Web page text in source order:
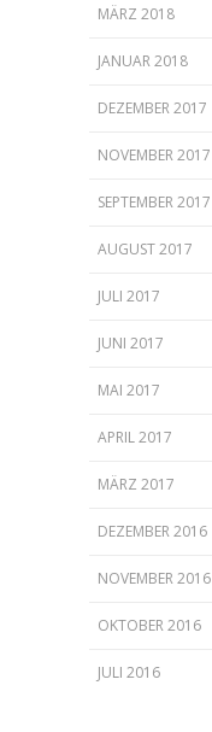
MÄRZ 2018
JANUAR 2018
DEZEMBER 2017
NOVEMBER 2017
SEPTEMBER 2017
AUGUST 2017
JULI 2017
JUNI 2017
MAI 2017
APRIL 2017
MÄRZ 2017
DEZEMBER 2016
NOVEMBER 2016
OKTOBER 2016
JULI 2016